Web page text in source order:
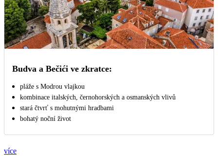
Budva a Bečići ve zkratce:
pláže s Modrou vlajkou
kombinace italských, černohorských a osmanských vlivů
stará čtvrť s mohutnými hradbami
bohatý noční život
více